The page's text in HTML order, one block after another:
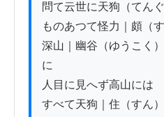
問て云世に天狗（てん
ものあつて怪力｜頗（
深山｜幽谷（ゆうこく
に
人目に見へず高山には
すべて天狗｜住（すん